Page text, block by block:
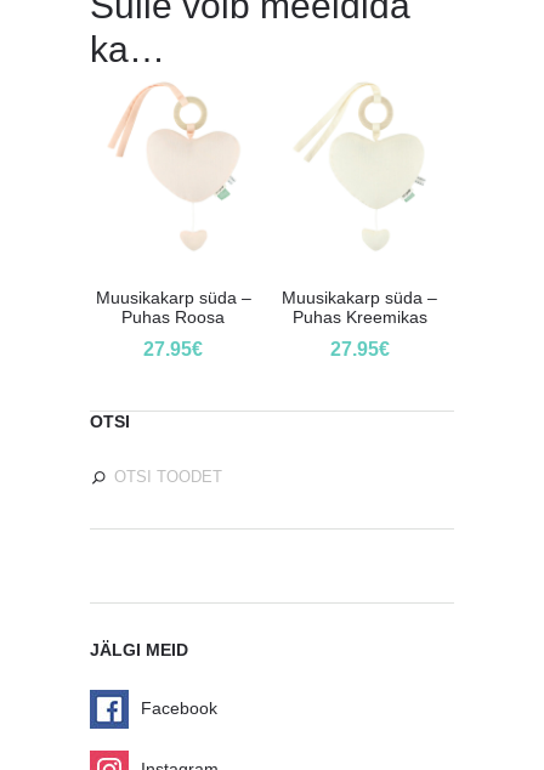
ka…
Muusikakarp süda –
Puhas Roosa
27.95€
Muusikakarp süda –
Puhas Kreemikas
27.95€
OTSI
JÄLGI MEID
Facebook